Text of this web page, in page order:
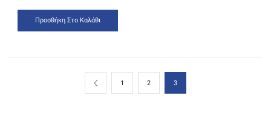
Προσθήκη Στο Καλάθι
1 2 3